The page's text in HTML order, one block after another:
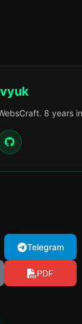
8
Telegram
PDF